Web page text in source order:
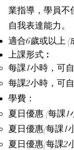
業指導，學員不
自我表達能力。
適合6歲或以上 (
​上課形式︰​​
每課1小時，可
每課2小時，可
學費：
夏日優惠 (每課1
夏日優惠(每課1
夏日優惠(每課2